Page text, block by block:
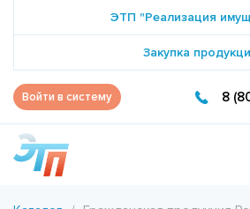
ЭТП "Реализация
Закупка
Войти в систему 8